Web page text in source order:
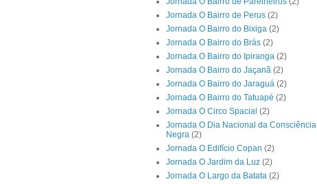
Jornada O Bairro de Perus (2)
Jornada O Bairro do Bixiga (2)
Jornada O Bairro do Brás (2)
Jornada O Bairro do Ipiranga (2)
Jornada O Bairro do Jaçanã (2)
Jornada O Bairro do Jaraguá (2)
Jornada O Bairro do Tatuapé (2)
Jornada O Circo Spacial (2)
Jornada O Dia Nacional da Consciência
Negra (2)
Jornada O Edifício Copan (2)
Jornada O Jardim da Luz (2)
Jornada O Largo da Batata (2)